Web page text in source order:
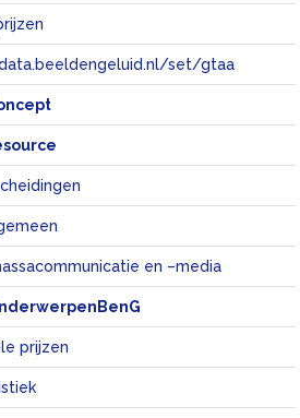
set/gtaa
en –media
prijzen